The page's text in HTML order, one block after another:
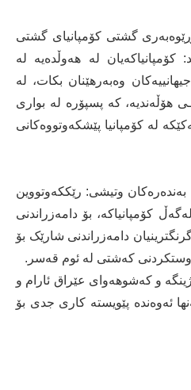
گشتی کۆمپانیای گشتی
کۆمپانیاکەیان له‌ هەوڵدەیه‌ لە
وەبەرهێنان بکات، لە
هۆڵەندیه‌، کە پسپۆرە لە بواری
لە کۆمپانیا پێشکەوتووەکانی
وتیشی: رێککەوتووین
کۆمپانیاکە، بۆ دامەزراندنی
دامەزراندنی شارێک بۆ
کەشتی لە ئوم قەسر.
و کەشوهەوای عێراق ئارام و
ئەوەندە پێویستە کاری جدی بۆ